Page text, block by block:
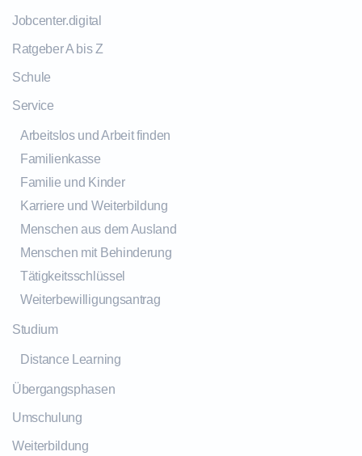
Jobcenter.digital
Ratgeber A bis Z
Schule
Service
Arbeitslos und Arbeit finden
Familienkasse
Familie und Kinder
Karriere und Weiterbildung
Menschen aus dem Ausland
Menschen mit Behinderung
Tätigkeitsschlüssel
Weiterbewilligungsantrag
Studium
Distance Learning
Übergangsphasen
Umschulung
Weiterbildung